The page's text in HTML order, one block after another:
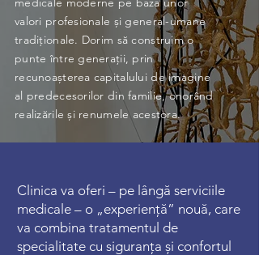
valori profesionale și general-umane
tradiționale. Dorim să construim o
punte între generații, prin
recunoașterea capitalului de imagine
al predecesorilor din familie, onorând
realizările și renumele acestora.
Clinica va oferi – pe lângă serviciile
medicale – o „experiență” nouă, care
va combina tratamentul de
specialitate cu siguranța și confortul